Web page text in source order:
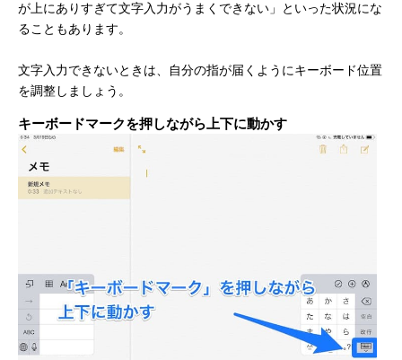
が上にありすぎて文字入力がうまくできない」といった状況にな
ることもあります。
文字入力できないときは、自分の指が届くようにキーボード位置
を調整しましょう。
キーボードマークを押しながら上下に動かす